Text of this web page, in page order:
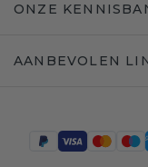
ONZE
AANBEVOLEN